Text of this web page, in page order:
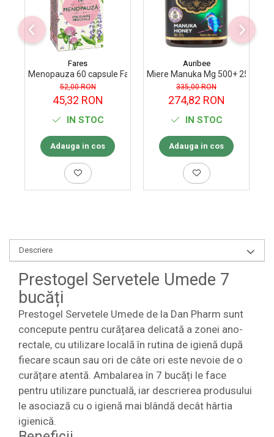
Fares
Menopauza 60 capsule Fares
52,00 RON
45,32 RON
IN STOC
Adauga in cos
Auribee
Miere Manuka Mg 500+ 250 g
335,00 RON
274,82 RON
IN STOC
Adauga in cos
Descriere
Prestogel Servetele Umede 7
bucăți
Prestogel Servetele Umede de la Dan Pharm sunt
concepute pentru curățarea delicată a zonei ano-
rectale, cu utilizare locală în rutina de igienă după
fiecare scaun sau ori de câte ori este nevoie de o
curățare atentă. Ambalarea în 7 bucăți le face
pentru utilizare punctuală, iar descrierea produsului
le asociază cu o igienă mai blândă decât hârtia
igienică.